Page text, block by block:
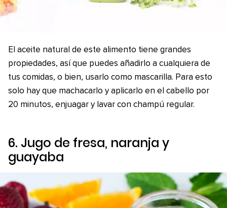
El aceite natural de este alimento tiene grandes
propiedades, así que puedes añadirlo a cualquiera de
tus comidas, o bien, usarlo como mascarilla. Para esto
solo hay que machacarlo y aplicarlo en el cabello por
20 minutos, enjuagar y lavar con champú regular.
6. Jugo de fresa, naranja y
guayaba